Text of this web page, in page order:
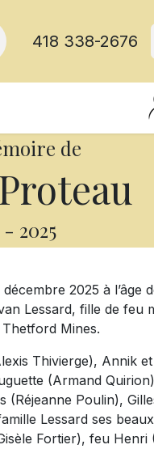
418 338-2676
de
- 2025
2025 à l’âge
Lessard, fille de feu
Mines.
Thivierge), Annik
(Armand
Poulin),
Lessard ses
Fortier), feu Henri